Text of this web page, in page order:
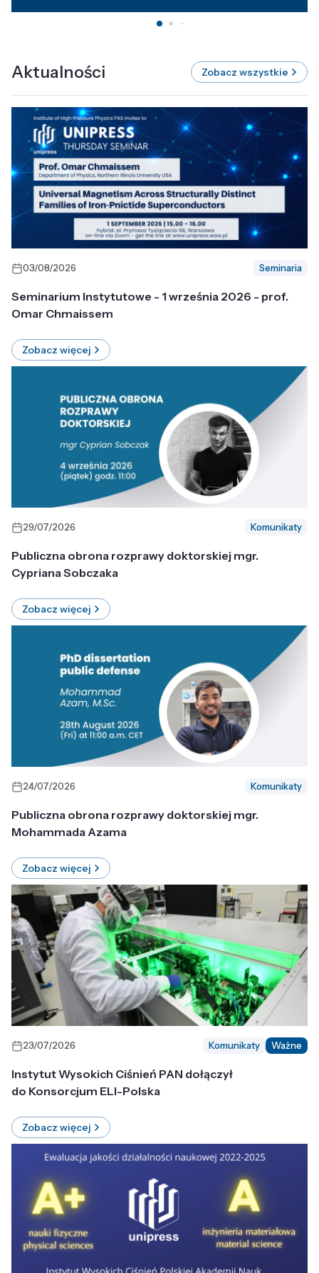
Aktualności Zobacz wszystkie
03/08/2026 Seminaria
Seminarium Instytutowe - 1 września 2026 - prof.
Omar Chmaissem
Zobacz więcej
29/07/2026 Komunikaty
Publiczna obrona rozprawy doktorskiej mgr.
Cypriana Sobczaka
Zobacz więcej
24/07/2026 Komunikaty
Publiczna obrona rozprawy doktorskiej mgr.
Mohammada Azama
Zobacz więcej
23/07/2026 Komunikaty Ważne
Instytut Wysokich Ciśnień PAN dołączył
do Konsorcjum ELI-Polska
Zobacz więcej